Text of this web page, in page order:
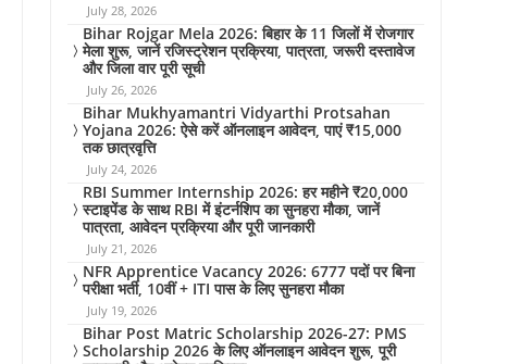
July 28, 2026
Bihar Rojgar Mela 2026: बिहार के 11 जिलों में रोजगार
मेला शुरू, जानें रजिस्ट्रेशन प्रक्रिया, पात्रता, जरूरी दस्तावेज
और जिला वार पूरी सूची
July 26, 2026
Bihar Mukhyamantri Vidyarthi Protsahan
Yojana 2026: ऐसे करें ऑनलाइन आवेदन, पाएं ₹15,000
तक छात्रवृत्ति
July 24, 2026
RBI Summer Internship 2026: हर महीने ₹20,000
स्टाइपेंड के साथ RBI में इंटर्नशिप का सुनहरा मौका, जानें
पात्रता, आवेदन प्रक्रिया और पूरी जानकारी
July 21, 2026
NFR Apprentice Vacancy 2026: 6777 पदों पर बिना
परीक्षा भर्ती, 10वीं + ITI पास के लिए सुनहरा मौका
July 19, 2026
Bihar Post Matric Scholarship 2026-27: PMS
Scholarship 2026 के लिए ऑनलाइन आवेदन शुरू, पूरी